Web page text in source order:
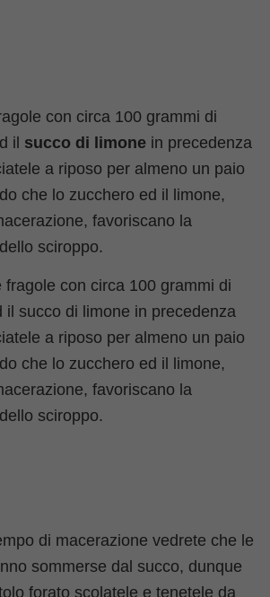
con circa 100 grammi di
il succo di limone in precedenza
a riposo per almeno un paio
che lo zucchero ed il limone,
favoriscano la
sciroppo.
di macerazione vedrete che le
sommerse dal succo, dunque
forato scolatele e tenetele da